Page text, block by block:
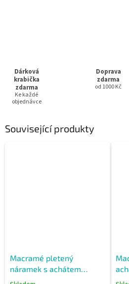
Dárková
krabička
zdarma
Ke každé
objednávce
Doprava
zdarma
od 1000 Kč
Související produkty
Macramé pletený
náramek s achátem
červeným